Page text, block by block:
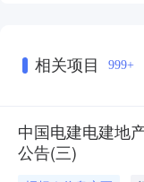
相关项目 999+
中国电建电建地
公告(三)